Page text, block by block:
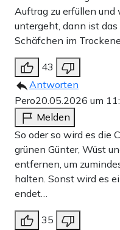
Auftrag zu erfüllen
untergeht, dann ist
Schäfchen im
43
Antworten
Pero20.05.2026 um
Melden
So oder so wird es die
grünen Günter, Wüst
entfernen, um
halten. Sonst wird es
endet…
35